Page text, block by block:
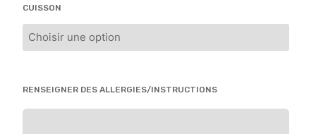
CUISSON
RENSEIGNER DES ALLERGIES/INSTRUCTIONS